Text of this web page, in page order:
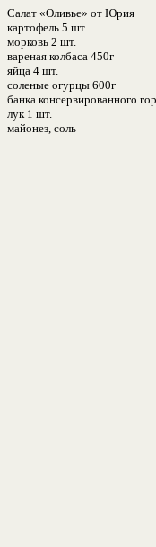
Салат «Оливье» от Юрия
картофель 5 шт.
морковь 2 шт.
вареная колбаса 450г
яйца 4 шт.
соленые огурцы 600г
банка консервированного
лук 1 шт.
майонез, соль